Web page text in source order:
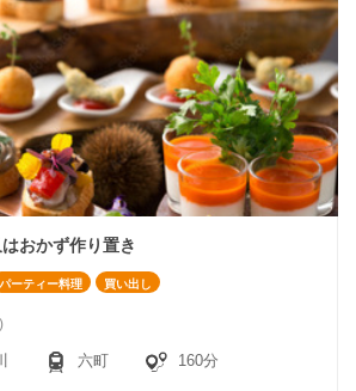
おかず作り置き
パーティー料理 買い出し
六町 160分